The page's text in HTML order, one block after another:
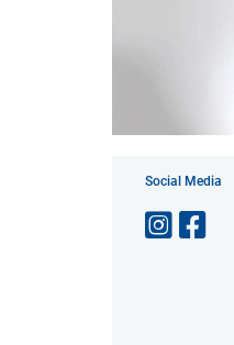
Social Media